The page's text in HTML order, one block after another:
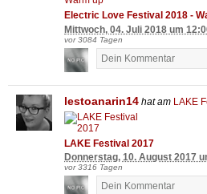
Electric Love Festival 2018 -
Mittwoch, 04. Juli 2018 um
vor 3084 Tagen
lestoanarin14 hat am LAKE
LAKE Festival 2017
Donnerstag, 10. August 2017
vor 3316 Tagen